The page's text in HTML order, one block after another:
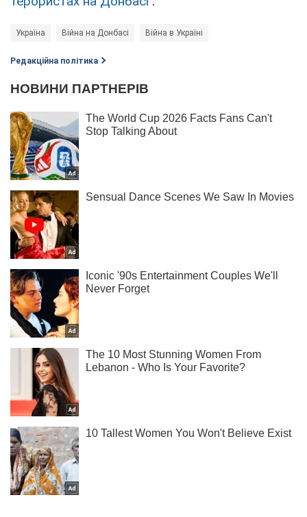
Україна Війна на Донбасі Війна в Україні
Редакційна політика